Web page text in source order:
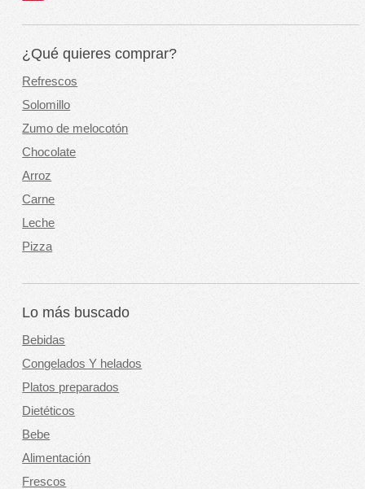
¿Qué quieres comprar?
Refrescos
Solomillo
Zumo de melocotón
Chocolate
Arroz
Carne
Leche
Pizza
Lo más buscado
Bebidas
Congelados Y helados
Platos preparados
Dietéticos
Bebe
Alimentación
Frescos